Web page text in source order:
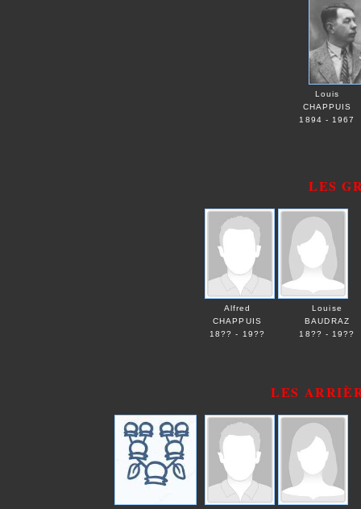
Louis
CHAPPUIS
1894 - 1967
LES
Alfred
CHAPPUIS
18?? - 19??
Louise
BAUDRAZ
18?? - 19??
LES